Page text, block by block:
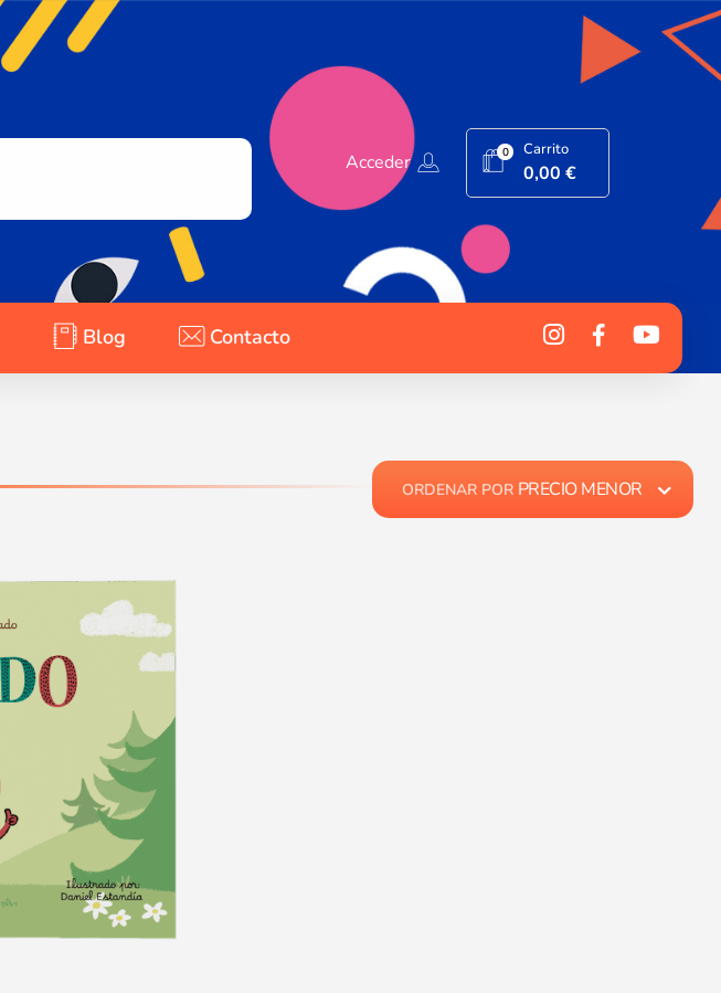
Acceder 0 Carrito
0,00€
Blog Contacto
ORDENAR POR PRECIO MENOR